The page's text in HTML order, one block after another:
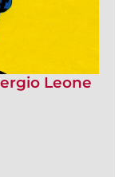
Leone